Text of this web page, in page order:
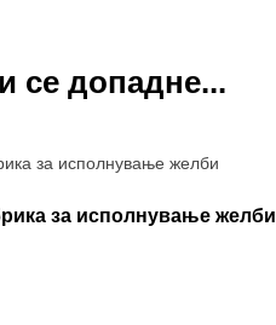
се допадне...
за исполнување желби